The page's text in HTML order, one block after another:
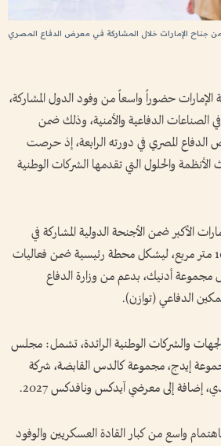
جناح الإمارات خلال المشاركة في معرض الدفاع المصري
حضوراً واسعاً من وفود الدول المشاركة،
الصناعات الدفاعية والأمنية، وذلك ضمن
الدفاع المصري في دورته الرابعة، إذ حرصت
والحلول التي تقدمها الشركات الوطنية
الأكبر ضمن الأجنحة الدولية المشاركة في
المعرض، بمساحة تتجاوز 1000 متر مربع، ليشكل محطة رئيسية ضمن فعاليات
مجموعة أدنيك، بدعم من وزارة الدفاع
الدفاعي (توازن).
والشركات الوطنية الرائدة، تشمل: مجلس
إيدج، مجموعة كالدس القابضة، شركة
إضافة إلى معرضي آيدكس ونافدكس 2027.
واسع من كبار القادة العسكريين والوفود